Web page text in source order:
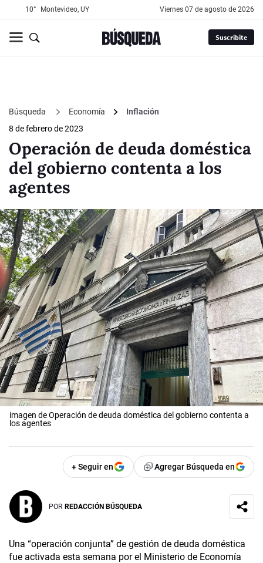
10° Montevideo, UY viernes 07 de agosto de 2026
Suscribite
Búsqueda Economía
Inflación
8 de febrero de 2023
Operación de deuda doméstica
del gobierno contenta a los
agentes
imagen de Operación de deuda doméstica del gobierno contenta a
los agentes
+ Seguir en Agregar Búsqueda en
POR REDACCIÓN BÚSQUEDA
Una “operación conjunta” de gestión de deuda doméstica
fue activada esta semana por el Ministerio de Economía